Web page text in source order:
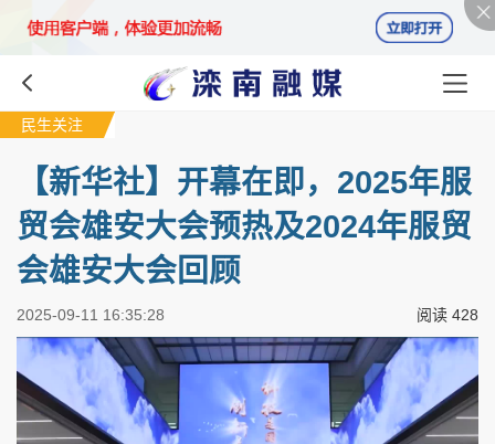
民生关注
【新华社】开幕在即，2025年服
贸会雄安大会预热及2024年服贸
会雄安大会回顾
2025-09-11 16:35:28 阅读 428